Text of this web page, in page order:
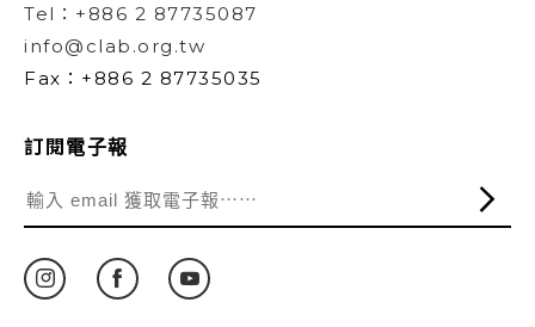
Tel：+886 2 87735087
info@clab.org.tw
Fax：+886 2 87735035
訂閱電子報